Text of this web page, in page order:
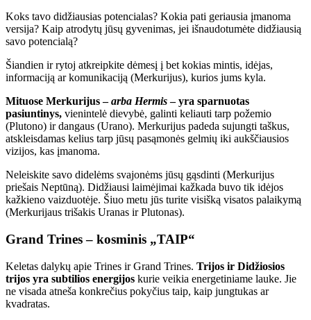
Koks tavo didžiausias potencialas? Kokia pati geriausia įmanoma
versija? Kaip atrodytų jūsų gyvenimas, jei išnaudotumėte didžiausią
savo potencialą?
Šiandien ir rytoj atkreipkite dėmesį į bet kokias mintis, idėjas,
informaciją ar komunikaciją (Merkurijus), kurios jums kyla.
Mituose Merkurijus –arba Hermis– yra sparnuotas
pasiuntinys, vienintelė dievybė, galinti keliauti tarp požemio
(Plutono) ir dangaus (Urano). Merkurijus padeda sujungti taškus,
atskleisdamas kelius tarp jūsų pasąmonės gelmių iki aukščiausios
vizijos, kas įmanoma.
Neleiskite savo didelėms svajonėms jūsų gąsdinti (Merkurijus
priešais Neptūną). Didžiausi laimėjimai kažkada buvo tik idėjos
kažkieno vaizduotėje. Šiuo metu jūs turite visišką visatos palaikymą
(Merkurijaus trišakis Uranas ir Plutonas).
Grand Trines – kosminis „TAIP“
Keletas dalykų apie Trines ir Grand Trines. Trijos ir Didžiosios
trijos yra subtilios energijos kurie veikia energetiniame lauke. Jie
ne visada atneša konkrečius pokyčius taip, kaip jungtukas ar
kvadratas.